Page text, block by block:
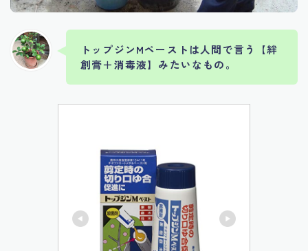
トップジンMペーストは人間で言う【絆
創膏＋消毒液】みたいなもの。